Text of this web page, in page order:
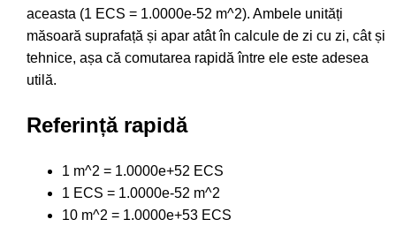
aceasta (1 ECS = 1.0000e-52 m^2). Ambele unități
măsoară suprafață și apar atât în calcule de zi cu zi, cât și
tehnice, așa că comutarea rapidă între ele este adesea
utilă.
Referință rapidă
1 m^2 = 1.0000e+52 ECS
1 ECS = 1.0000e-52 m^2
10 m^2 = 1.0000e+53 ECS